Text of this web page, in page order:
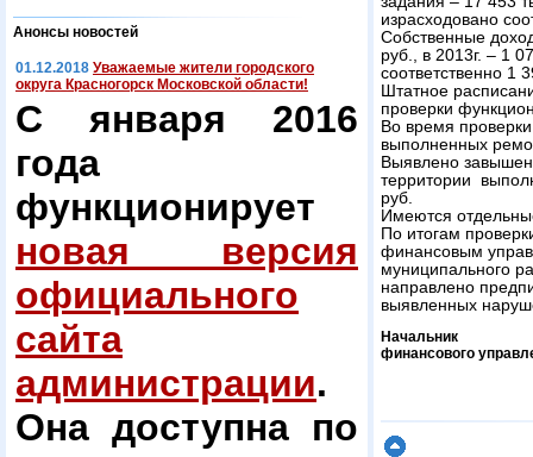
Анонсы новостей
01.12.2018 Уважаемые жители городского
округа Красногорск Московской области!
С января 2016
года
функционирует
новая версия
официального
сайта
администрации.
Она доступна по
израсходовано
Собственные
руб., в 2013г. – 1
соответственно 1
Штатное
проверки
Во время
выполненных
Выявлено
территории
руб.
Имеются
По итогам
финансовым
муниципального
направлено
выявленных
Начальник
финансового